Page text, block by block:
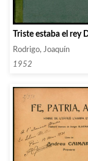
Triste estaba el rey
Rodrigo, Joaquín
1952